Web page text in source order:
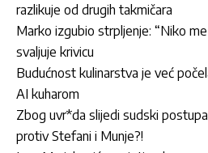
razlikuje od drugih takmičara
Marko izgubio strpljenje: “Niko
svaljuje krivicu
Budućnost kulinarstva je već
AI kuharom
Zbog uvr*da slijedi sudski
protiv Stefani i Munje?!